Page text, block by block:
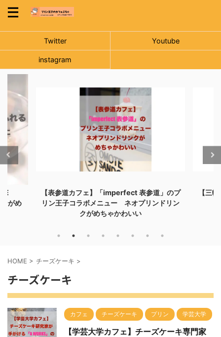
Twitter Youtube
instagram
がめ
【表参道カフェ】「imperfect 表参道」のプ
リン王子コラボメニュー ネオプリンドリン
クがめちゃかわいい
【三
HOME > チーズケーキ >
チーズケーキ
カフェ チーズケーキ プリン 学芸大学
【学芸大学カフェ】チーズケーキ専門家